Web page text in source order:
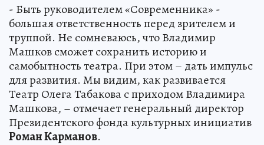
- Быть руководителем «Современника» -
большая ответственность перед зрителем и
труппой. Не сомневаюсь, что Владимир
Машков сможет сохранить историю и
самобытность театра. При этом – дать импульс
для развития. Мы видим, как развивается
Театр Олега Табакова с приходом Владимира
Машкова, – отмечает генеральный директор
Президентского фонда культурных инициатив
Роман Карманов.